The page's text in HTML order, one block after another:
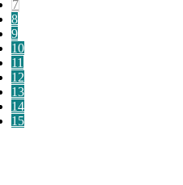
7
8
9
10
11
12
13
14
15